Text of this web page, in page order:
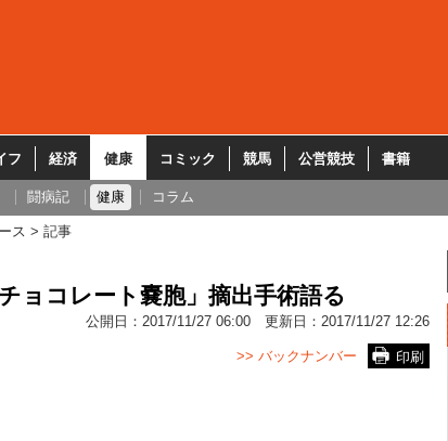
フ 経済 健康 コミック 競馬 公営競技 書籍
闘病記 健康 コラム
ス 記事
ョコレート嚢胞」摘出手術語る
公開日： 2017/11/27 06:00 更新日： 2017/11/27 12:26
印刷
>> バックナンバー